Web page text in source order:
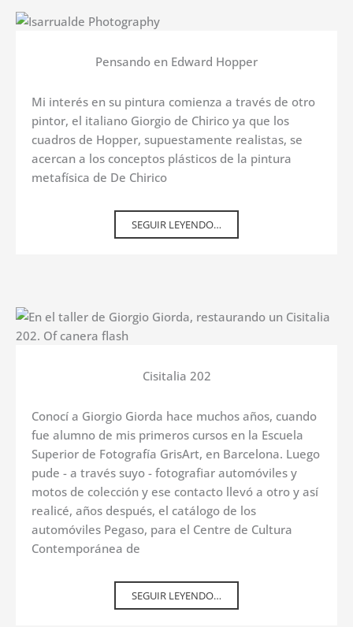
Pensando en Edward Hopper
Mi interés en su pintura comienza a través de otro
pintor, el italiano Giorgio de Chirico ya que los
cuadros de Hopper, supuestamente realistas, se
acercan a los conceptos plásticos de la pintura
metafísica de De Chirico
SEGUIR LEYENDO…
Cisitalia 202
Conocí a Giorgio Giorda hace muchos años, cuando
fue alumno de mis primeros cursos en la Escuela
Superior de Fotografía GrisArt, en Barcelona. Luego
pude - a través suyo - fotografiar automóviles y
motos de colección y ese contacto llevó a otro y así
realicé, años después, el catálogo de los
automóviles Pegaso, para el Centre de Cultura
Contemporánea de
SEGUIR LEYENDO…